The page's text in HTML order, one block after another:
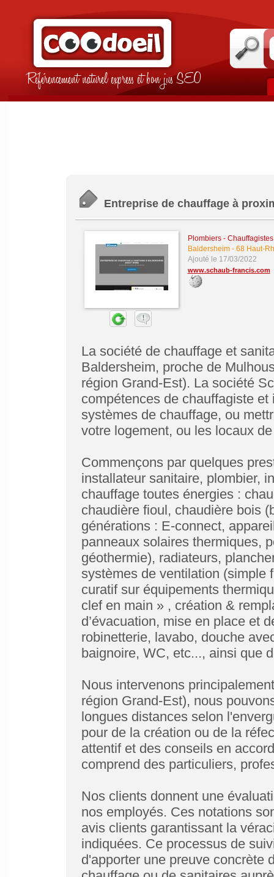
Référencement naturel express et bon jus SEO
Entreprise de chauffage à
Plombiers -
Baldersheim- 68 Haut-
Ajouté le 17/03/2022
www.schaub-francis.com
La société de chauffage et
Baldersheim, proche de
région Grand-Est). La société
compétences de chauffagiste
systèmes de chauffage, ou
votre logement, ou les locaux
Commençons par quelques
installateur sanitaire, plombier,
chauffage toutes énergies :
chaudière fioul, chaudière bois
générations : E-connect,
panneaux solaires thermiques,
géothermie), radiateurs,
systèmes de ventilation (simple
curatif sur équipements
clef en main » , création &
d’évacuation, mise en place et
robinetterie, lavabo, douche
baignoire, WC, etc..., ainsi que
Nous intervenons
région Grand-Est), nous
longues distances selon
pour de la création ou de la
attentif et des conseils en
comprend des particuliers,
Nos clients donnent une
nos employés. Ces notations
avis clients garantissant la
indiquées. Ce processus de
d'apporter une preuve concrète